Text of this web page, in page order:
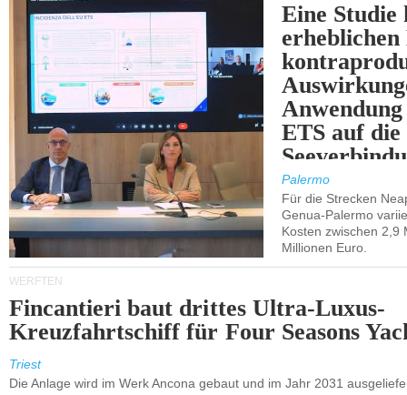
Eine Studie
ETS auf die
Palermo
Für die Strecken
Genua-Palermo
Kosten zwischen 2,9
Millionen Euro.
WERFTEN
Fincantieri baut drittes Ultra-Luxus-
Kreuzfahrtschiff für Four Seasons
Triest
Die Anlage wird im Werk Ancona gebaut und im Jahr 2031